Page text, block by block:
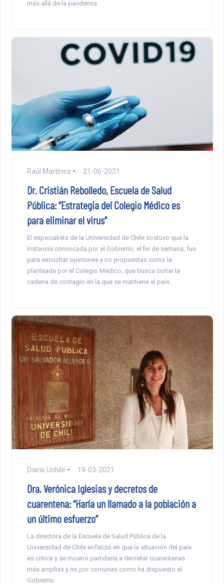
más allá de la pandemia.
Raúl Martínez 21-06-2021
Dr. Cristián Rebolledo, Escuela de Salud
Pública: “Estrategia del Colegio Médico es
para eliminar el virus”
El especialista de la Universidad de Chile sostuvo que la
instancia convocada por el Gobierno, el fin de semana, fue
para escuchar opiniones y no propuestas como la
planteada por el Colegio Médico, que busca cortar la
cadena de contagio en la que se mantiene al país.
Diario Uchile 19-03-2021
Dra. Verónica Iglesias y decretos de
cuarentena: “Haría un llamado a la población a
un último esfuerzo”
La directora de la Escuela de Salud Pública de la
Universidad de Chile enfatizó en que la situación del país
es crítica y se mostró partidaria a decretar cuarentenas
más amplias y no por comunas como ha dispuesto el
Gobierno.